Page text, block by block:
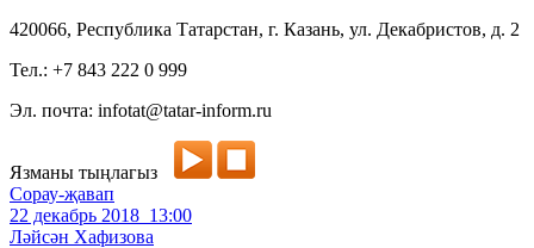
420066, Республика Татарстан, г. Казань, ул. Декабристов, д. 2
Тел.: +7 843 222 0 999
Эл. почта: infotat@tatar-inform.ru
Язманы тыңлагыз
Сорау-җавап
22 декабрь 2018 13:00
Ләйсән Хафизова